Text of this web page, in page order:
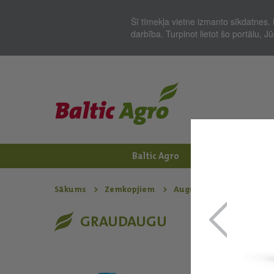
Šī tīmekļa vietne izmanto
darbība. Turpinot lietot šo portālu,
Baltic Agro
Sākums Zemkopjiem Augu aizsardzības
GRAUDAUGU